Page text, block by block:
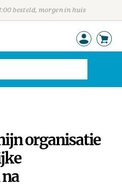
besteld, morgen in huis
organisatie